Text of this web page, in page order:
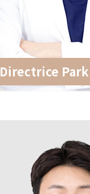
Directrice Park